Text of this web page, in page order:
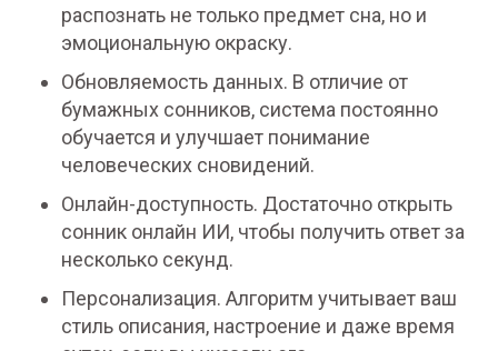
распознать не только предмет сна, но и
эмоциональную окраску.
Обновляемость данных. В отличие от
бумажных сонников, система постоянно
обучается и улучшает понимание
человеческих сновидений.
Онлайн-доступность. Достаточно открыть
сонник онлайн ИИ, чтобы получить ответ за
несколько секунд.
Персонализация. Алгоритм учитывает ваш
стиль описания, настроение и даже время